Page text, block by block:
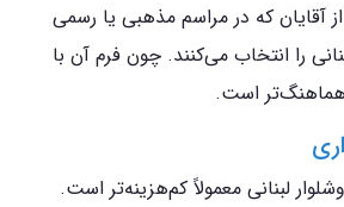
آقایان که در مراسم مذهبی یا رسمی
را انتخاب می‌کنند. چون فرم آن با
است.
لبنانی معمولاً کم‌هزینه‌تر است.